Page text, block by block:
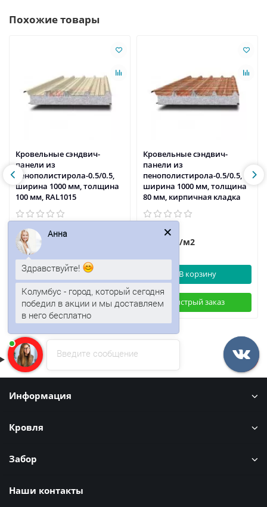
Похожие товары
Кровельные сэндвич-
панели из
пенополистирола-0.5/0.5,
ширина 1000 мм, толщина
100 мм, RAL1015
1823р.
В корзину
Быстрый заказ
Кровельные сэндвич-
панели из
пенополистирола-0.5/0.5,
ширина 1000 мм, толщина
80 мм, кирпичная кладка
/м2
В корзину
Быстрый заказ
Информация
Кровля
Забор
Наши контакты
Введите сообщение
Анна
Здравствуйте!
Колумбус - город, который сегодня
победил в акции и мы доставляем
в него бесплатно